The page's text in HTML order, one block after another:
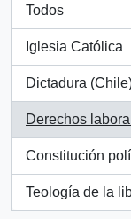
Todos
Iglesia Católica
, 1 resultados
Dictadura
, 1 resultados
Derechos
, 1 resultados
Constitución
, 1 resultados
Teología de la
, 1 resultados